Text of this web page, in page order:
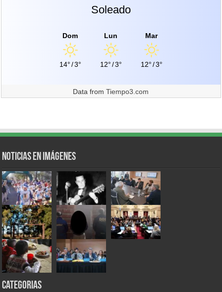
Soleado
Dom
14°/3°
Lun
12°/3°
Mar
12°/3°
Data fromTiempo3.com
Noticias en Imágenes
Categorias